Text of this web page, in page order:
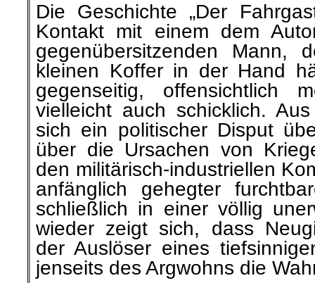
Die Geschichte „Der
Kontakt mit einem dem
gegenübersitzenden Mann,
kleinen Koffer in der Hand
gegenseitig, offensichtlich
vielleicht auch schicklich.
sich ein politischer Disput
über die Ursachen von
den militärisch-industriellen
anfänglich gehegter
schließlich in einer völlig
wieder zeigt sich, dass
der Auslöser eines
jenseits des Argwohns die